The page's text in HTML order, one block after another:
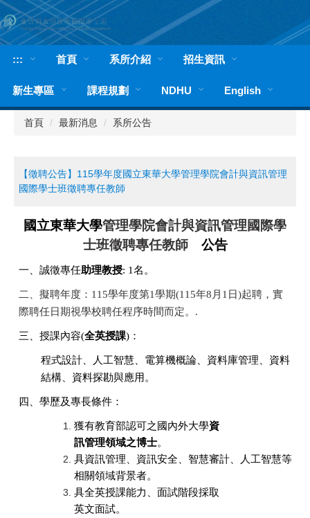
跳
到
主
容
區
::: 首頁 系所介紹 招生資訊
新生專區 課程規劃 NDHU English
首頁 最新消息 系所公告
【徵聘公告】115學年度國立東華大學管理學院會計與資訊管理
國際學士班徵聘專任教師
國立東華大學管理學院會計與資訊管理國際學
士班徵聘專任教師公告
一、誠徵專任助理教授: 1名。
二、擬聘年度： 115學年度第1學期(115年8 月 1 日)起聘，實
際聘任日期視學校聘任程序時間而定。.
三、授課內容(全英授課)：
程式設計、人工智慧、電算機概論、資料庫管理、資料
結構、資料探勘與應用。
四、學歷及專長條件 ：
獲有教育部認可之國內外大學資
訊管理領域之博士。
具資訊管理、資訊安全、智慧審計、人工智慧等
相關領域背景者。
具全英授課能力、面試階段採取
英文面試。